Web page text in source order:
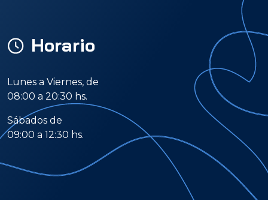
Horario
Lunes a Viernes, de
08:00 a 20:30 hs.
Sábados de
09:00 a 12:30 hs.